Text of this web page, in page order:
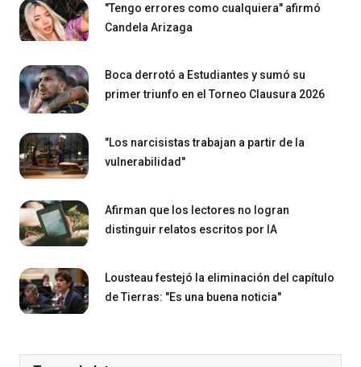
"Tengo errores como cualquiera" afirmó
Candela Arizaga
Boca derrotó a Estudiantes y sumó su
primer triunfo en el Torneo Clausura 2026
"Los narcisistas trabajan a partir de la
vulnerabilidad"
Afirman que los lectores no logran
distinguir relatos escritos por IA
Lousteau festejó la eliminación del capítulo
de Tierras: "Es una buena noticia"